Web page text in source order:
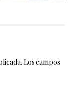
Los campos